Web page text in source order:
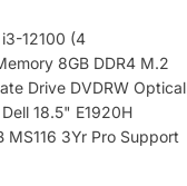
12100 (4
8GB DDR4 M.2
Drive DVDRW Optical
18.5" E1920H
MS116 3Yr Pro Support